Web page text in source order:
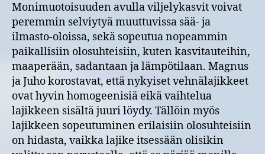
Monimuotoisuuden avulla viljelykasvit voivat
peremmin selviytyä muuttuvissa sää- ja
ilmasto-oloissa, sekä sopeutua nopeammin
paikallisiin olosuhteisiin, kuten kasvitauteihin,
maaperään, sadantaan ja lämpötilaan. Magnus
ja Juho korostavat, että nykyiset vehnälajikkeet
ovat hyvin homogeenisiä eikä vaihtelua
lajikkeen sisältä juuri löydy. Tällöin myös
lajikkeen sopeutuminen erilaisiin olosuhteisiin
on hidasta, vaikka lajike itsessään olisikin